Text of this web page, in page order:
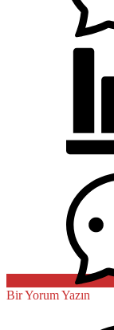
Bir Yorum Yazın